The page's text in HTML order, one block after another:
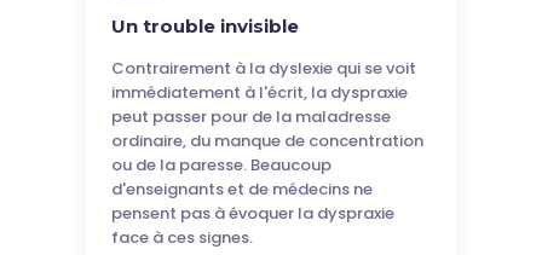
Un trouble invisible
Contrairement à la dyslexie qui se voit
immédiatement à l'écrit, la dyspraxie
peut passer pour de la maladresse
ordinaire, du manque de concentration
ou de la paresse. Beaucoup
d'enseignants et de médecins ne
pensent pas à évoquer la dyspraxie
face à ces signes.